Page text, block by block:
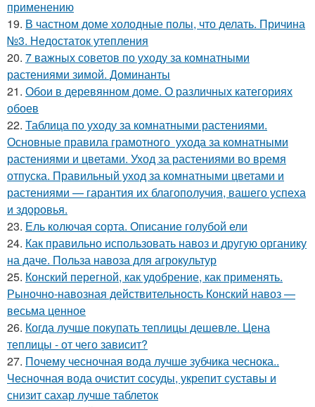
применению
19. В частном доме холодные полы, что делать. Причина
№3. Недостаток утепления
20. 7 важных советов по уходу за комнатными
растениями зимой. Доминанты
21. Обои в деревянном доме. О различных категориях
обоев
22. Таблица по уходу за комнатными растениями.
Основные правила грамотного ухода за комнатными
растениями и цветами. Уход за растениями во время
отпуска. Правильный уход за комнатными цветами и
растениями — гарантия их благополучия, вашего успеха
и здоровья.
23. Ель колючая сорта. Описание голубой ели
24. Как правильно использовать навоз и другую органику
на даче. Польза навоза для агрокультур
25. Конский перегной, как удобрение, как применять.
Рыночно-навозная действительность Конский навоз —
весьма ценное
26. Когда лучше покупать теплицы дешевле. Цена
теплицы - от чего зависит?
27. Почему чесночная вода лучше зубчика чеснока..
Чесночная вода очистит сосуды, укрепит суставы и
снизит сахар лучше таблеток